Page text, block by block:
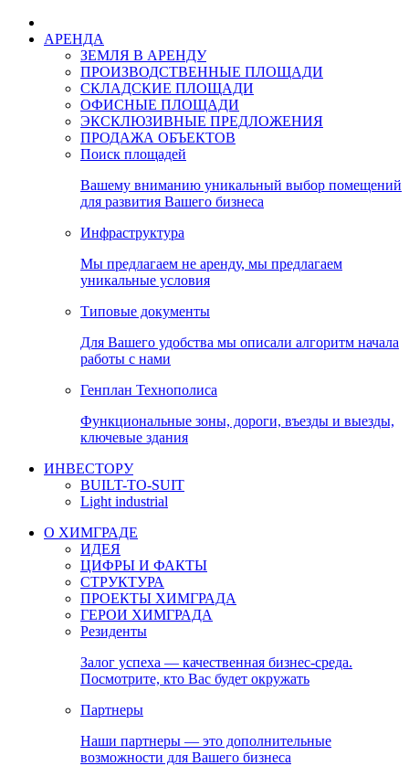
АРЕНДА
ЗЕМЛЯ В АРЕНДУ
ПРОИЗВОДСТВЕННЫЕ ПЛОЩАДИ
СКЛАДСКИЕ ПЛОЩАДИ
ОФИСНЫЕ ПЛОЩАДИ
ЭКСКЛЮЗИВНЫЕ ПРЕДЛОЖЕНИЯ
ПРОДАЖА ОБЪЕКТОВ
Поиск площадей
Вашему вниманию уникальный выбор помещений
для развития Вашего бизнеса
Инфраструктура
Мы предлагаем не аренду, мы предлагаем
уникальные условия
Типовые документы
Для Вашего удобства мы описали алгоритм начала
работы с нами
Генплан Технополиса
Функциональные зоны, дороги, въезды и выезды,
ключевые здания
ИНВЕСТОРУ
BUILT-TO-SUIT
Light industrial
О ХИМГРАДЕ
ИДЕЯ
ЦИФРЫ И ФАКТЫ
СТРУКТУРА
ПРОЕКТЫ ХИМГРАДА
ГЕРОИ ХИМГРАДА
Резиденты
Залог успеха — качественная бизнес-среда.
Посмотрите, кто Вас будет окружать
Партнеры
Наши партнеры — это дополнительные
возможности для Вашего бизнеса